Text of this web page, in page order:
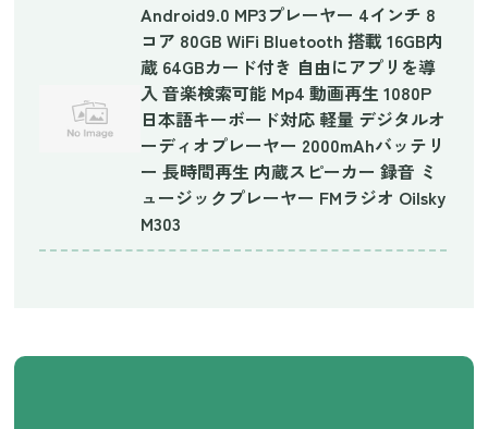
Android9.0 MP3プレーヤー 4インチ 8
コア 80GB WiFi Bluetooth 搭載 16GB内
蔵 64GBカード付き 自由にアプリを導
入 音楽検索可能 Mp4 動画再生 1080P
日本語キーボード対応 軽量 デジタルオ
ーディオプレーヤー 2000mAhバッテリ
ー 長時間再生 内蔵スピーカー 録音 ミ
ュージックプレーヤー FMラジオ Oilsky
M303